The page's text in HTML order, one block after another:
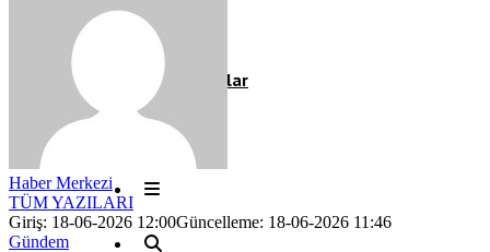
Röportaj
Resmi İlanlar
Haber Merkezi
TÜM YAZILARI
Giriş: 18-06-2026 12:00Güncelleme: 18-06-2026 11:46
Gündem